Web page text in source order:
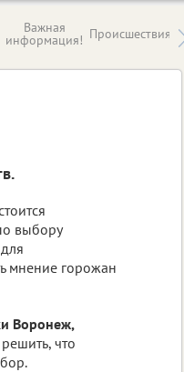
Важная
информация! Происшествия
выбору
мнение горожан
Воронеж,
что